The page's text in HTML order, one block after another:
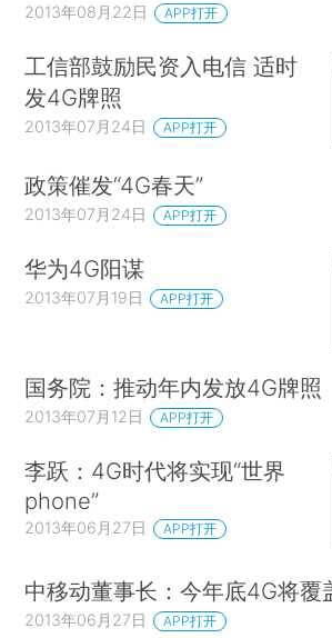
2013年08月22日 APP打开
工信部鼓励民资入电信 适时
发4G牌照
2013年07月24日 APP打开
政策催发“4G春天”
2013年07月24日 APP打开
华为4G阳谋
2013年07月19日 APP打开
国务院：推动年内发放4G牌照
2013年07月12日 APP打开
李跃：4G时代将实现“世界
phone”
2013年06月27日 APP打开
中移动董事长：今年底4G将覆
2013年06月27日 APP打开